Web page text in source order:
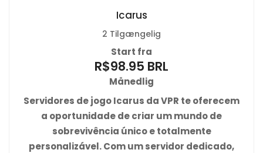
Icarus
2 Tilgængelig
Start fra
R$98.95 BRL
Månedlig
Servidores de jogoIcarus da VPR te oferecem
a oportunidade de criar um mundo de
sobrevivência único e totalmente
personalizável. Com um servidor dedicado,